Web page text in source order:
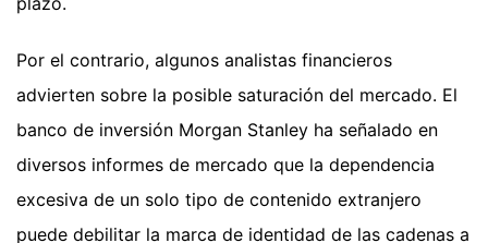
Por el contrario, algunos analistas financieros
advierten sobre la posible saturación del mercado. El
banco de inversión Morgan Stanley ha señalado en
diversos informes de mercado que la dependencia
excesiva de un solo tipo de contenido extranjero
puede debilitar la marca de identidad de las cadenas a